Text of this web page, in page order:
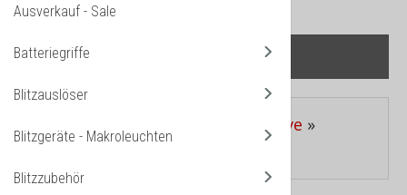
Stative »
Kugelkopf für Foto-Stative
Ausverkauf - Sale
Batteriegriffe
Blitzauslöser
Blitzgeräte - Makroleuchten
Blitzzubehör